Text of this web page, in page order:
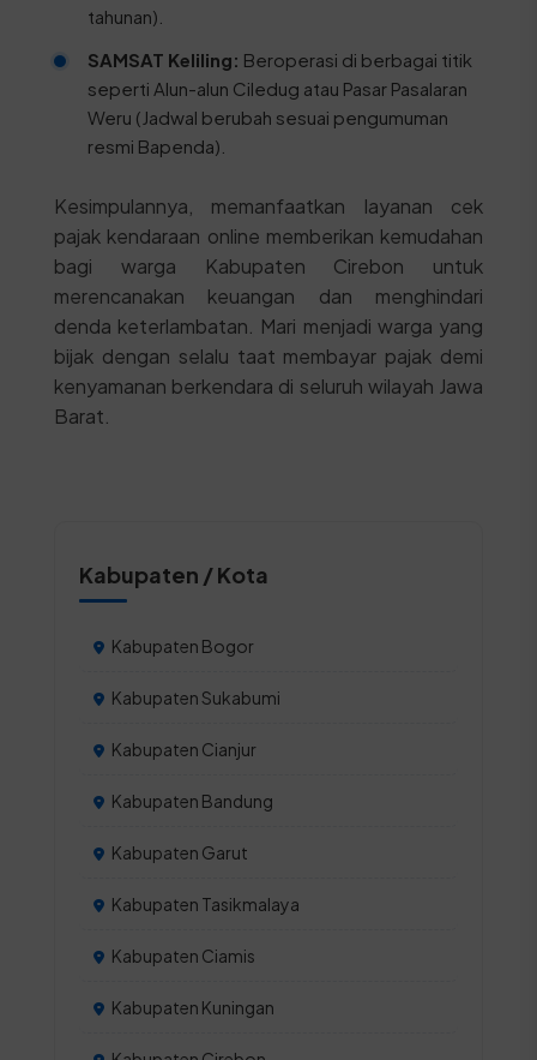
tahunan).
SAMSAT Keliling: Beroperasi di berbagai titik
seperti Alun-alun Ciledug atau Pasar Pasalaran
Weru (Jadwal berubah sesuai pengumuman
resmi Bapenda).
Kesimpulannya, memanfaatkan layanan cek
pajak kendaraan online memberikan kemudahan
bagi warga Kabupaten Cirebon untuk
merencanakan keuangan dan menghindari
denda keterlambatan. Mari menjadi warga yang
bijak dengan selalu taat membayar pajak demi
kenyamanan berkendara di seluruh wilayah Jawa
Barat.
Kabupaten / Kota
Kabupaten Bogor
Kabupaten Sukabumi
Kabupaten Cianjur
Kabupaten Bandung
Kabupaten Garut
Kabupaten Tasikmalaya
Kabupaten Ciamis
Kabupaten Kuningan